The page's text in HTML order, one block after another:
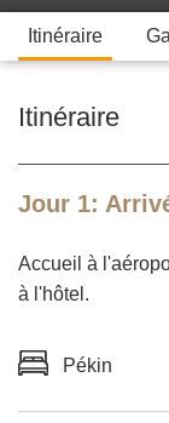
Itinéraire
Itinéraire
Jour 1:
Accueil à
à l'hôtel.
Pékin